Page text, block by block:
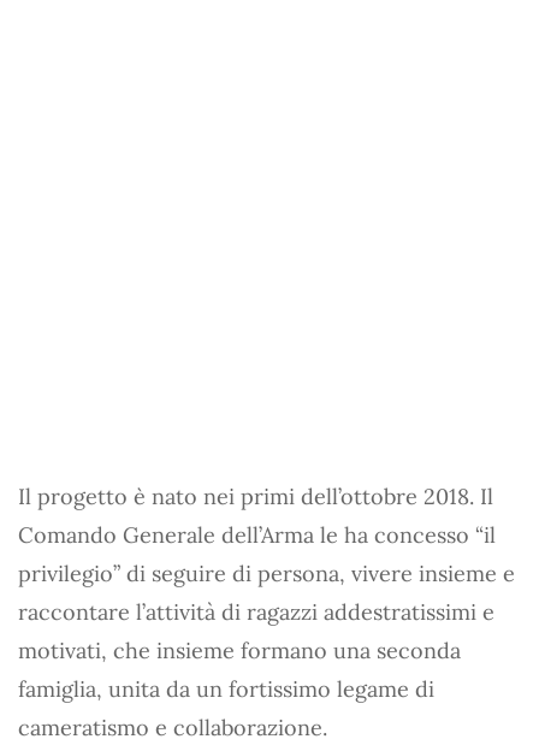
Il progetto è nato nei primi dell’ottobre 2018. Il
Comando Generale dell’Arma le ha concesso “il
privilegio” di seguire di persona, vivere insieme e
raccontare l’attività di ragazzi addestratissimi e
motivati, che insieme formano una seconda
famiglia, unita da un fortissimo legame di
cameratismo e collaborazione.